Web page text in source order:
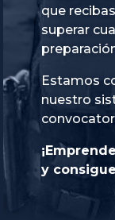
que
superar
Estamos
nuestro
y